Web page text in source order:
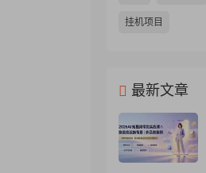
挂机项目
最新文章